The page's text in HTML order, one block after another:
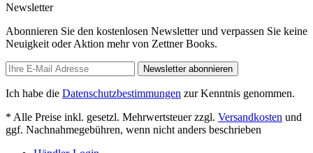
Newsletter
Abonnieren Sie den kostenlosen Newsletter und verpassen Sie keine
Neuigkeit oder Aktion mehr von Zettner Books.
Newsletter abonnieren
Ich habe die Datenschutzbestimmungen zur Kenntnis genommen.
* Alle Preise inkl. gesetzl. Mehrwertsteuer zzgl. Versandkosten und
ggf. Nachnahmegebühren, wenn nicht anders beschrieben